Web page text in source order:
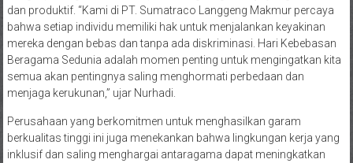
dan produktif. “Kami di PT. Sumatraco Langgeng Makmur percaya
bahwa setiap individu memiliki hak untuk menjalankan keyakinan
mereka dengan bebas dan tanpa ada diskriminasi. Hari Kebebasan
Beragama Sedunia adalah momen penting untuk mengingatkan kita
semua akan pentingnya saling menghormati perbedaan dan
menjaga kerukunan,” ujar Nurhadi.
Perusahaan yang berkomitmen untuk menghasilkan garam
berkualitas tinggi ini juga menekankan bahwa lingkungan kerja yang
inklusif dan saling menghargai antaragama dapat meningkatkan